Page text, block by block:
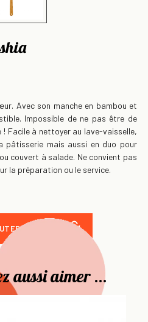
Avec son manche en bambou et
Impossible de ne pas être de
! Facile à nettoyer au lave-vaisselle,
pâtisserie mais aussi en duo pour
couvert à salade. Ne convient pas
la préparation ou le service.
AU PANIER
aussi aimer ...